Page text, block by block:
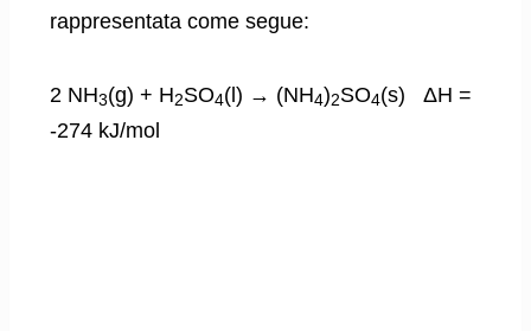
rappresentata come segue:
2 NH3(g) + H2SO4(l) → (NH4)2SO4(s) ΔH =
-274 kJ/mol